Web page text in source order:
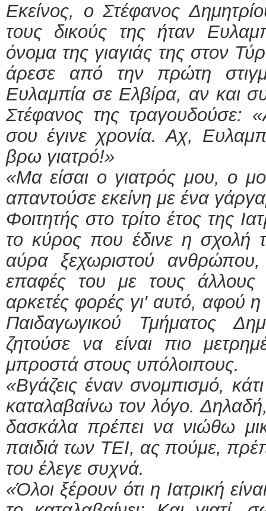
Εκείνος, ο Στέφανος
τους δικούς της ήταν
όνομα της γιαγιάς της στον
άρεσε από την πρώτη
Ευλαμπία σε Ελβίρα, αν και
Στέφανος της τραγουδούσε:
σου έγινε χρονία. Αχ,
βρω γιατρό!»
«Μα είσαι ο γιατρός μου, ο
απαντούσε εκείνη με ένα
Φοιτητής στο τρίτο έτος της
το κύρος που έδινε η σχολή
αύρα ξεχωριστού
επαφές του με τους άλλους
αρκετές φορές γι' αυτό, αφού
Παιδαγωγικού Τμήματος
ζητούσε να είναι πιο
μπροστά στους υπόλοιπους.
«Βγάζεις έναν σνομπισμό,
καταλαβαίνω τον λόγο.
δασκάλα πρέπει να νιώθω
παιδιά των ΤΕΙ, ας πούμε,
του έλεγε συχνά.
«Όλοι ξέρουν ότι η Ιατρική